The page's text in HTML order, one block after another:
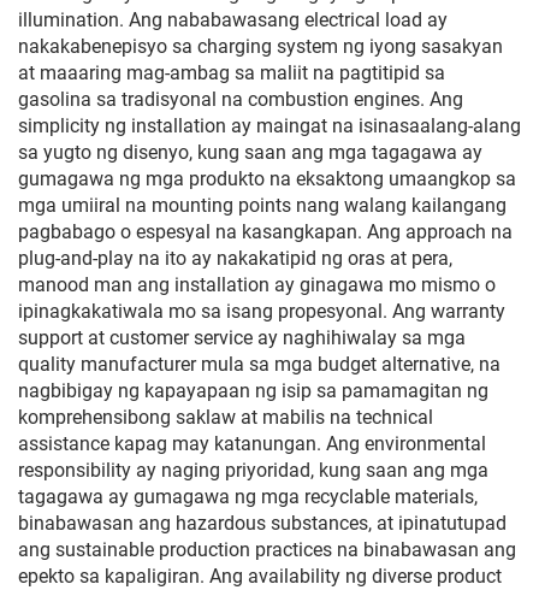
illumination. Ang nababawasang electrical load ay
nakakabenepisyo sa charging system ng iyong sasakyan
at maaaring mag-ambag sa maliit na pagtitipid sa
gasolina sa tradisyonal na combustion engines. Ang
simplicity ng installation ay maingat na isinasaalang-alang
sa yugto ng disenyo, kung saan ang mga tagagawa ay
gumagawa ng mga produkto na eksaktong umaangkop sa
mga umiiral na mounting points nang walang kailangang
pagbabago o espesyal na kasangkapan. Ang approach na
plug-and-play na ito ay nakakatipid ng oras at pera,
manood man ang installation ay ginagawa mo mismo o
ipinagkakatiwala mo sa isang propesyonal. Ang warranty
support at customer service ay naghihiwalay sa mga
quality manufacturer mula sa mga budget alternative, na
nagbibigay ng kapayapaan ng isip sa pamamagitan ng
komprehensibong saklaw at mabilis na technical
assistance kapag may katanungan. Ang environmental
responsibility ay naging priyoridad, kung saan ang mga
tagagawa ay gumagawa ng mga recyclable materials,
binabawasan ang hazardous substances, at ipinatutupad
ang sustainable production practices na binabawasan ang
epekto sa kapaligiran. Ang availability ng diverse product